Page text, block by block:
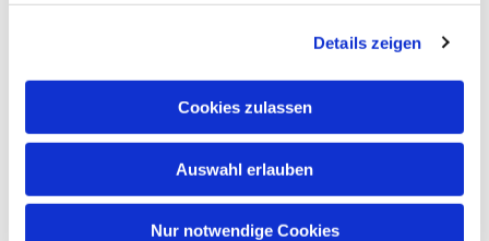
Details zeigen
Cookies zulassen
Auswahl erlauben
Nur notwendige Cookies